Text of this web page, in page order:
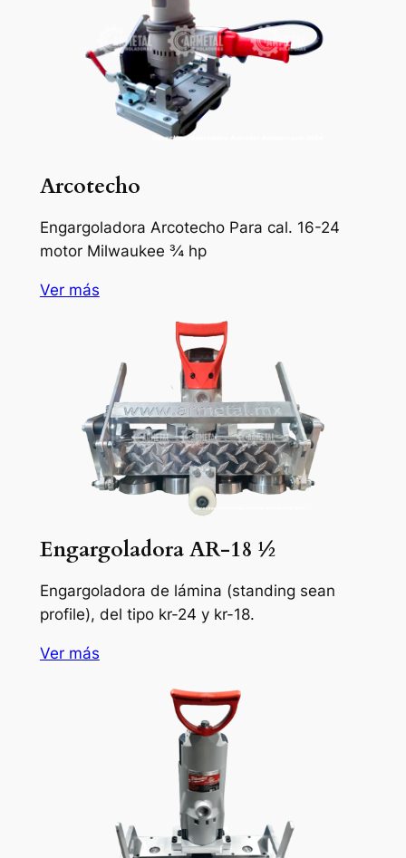
Arcotecho
Engargoladora Arcotecho Para cal. 16-24
motor Milwaukee ¾ hp
Ver más
Engargoladora AR-18 ½
Engargoladora de lámina (standing sean
profile), del tipo kr-24 y kr-18.
Ver más